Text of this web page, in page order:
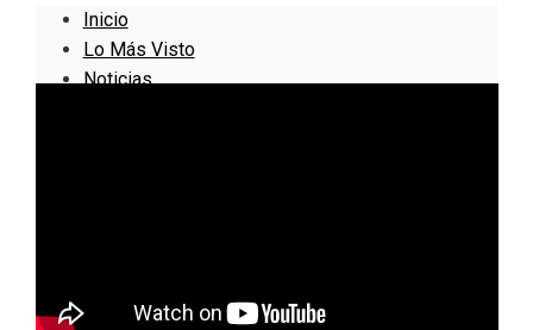
Inicio
Lo Más Visto
Noticias
Deportes Locales